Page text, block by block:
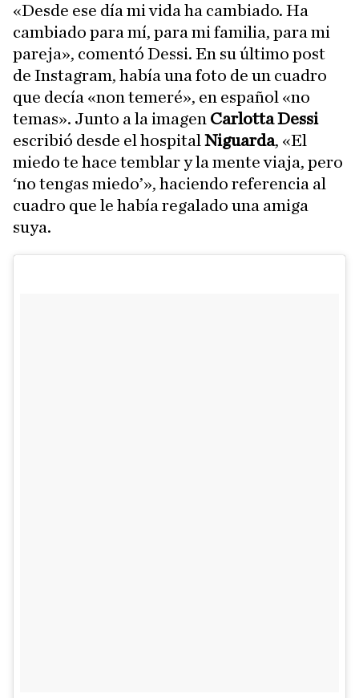
«Desde ese día mi vida ha cambiado. Ha
cambiado para mí, para mi familia, para mi
pareja», comentó Dessi. En su último post
de Instagram, había una foto de un cuadro
que decía «non temeré», en español «no
temas». Junto a la imagen Carlotta Dessi
escribió desde el hospital Niguarda, «El
miedo te hace temblar y la mente viaja, pero
‘no tengas miedo’», haciendo referencia al
cuadro que le había regalado una amiga
suya.